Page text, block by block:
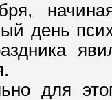
день
для